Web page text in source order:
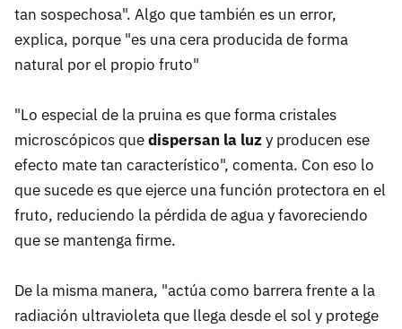
tan sospechosa". Algo que también es un error,
explica, porque "es una cera producida de forma
natural por el propio fruto"
"Lo especial de la pruina es que forma cristales
microscópicos quedispersan la luzy producen ese
efecto mate tan característico", comenta. Con eso lo
que sucede es que ejerce una función protectora en el
fruto, reduciendo la pérdida de agua y favoreciendo
que se mantenga firme.
De la misma manera, "actúa como barrera frente a la
radiación ultravioleta que llega desde el sol y protege